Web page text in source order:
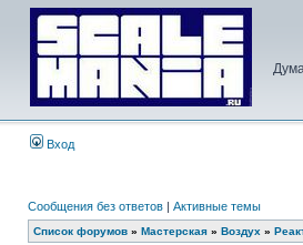
Вход
Сообщения без ответов | Активные темы
Список форумов » Мастерская » Воздух »